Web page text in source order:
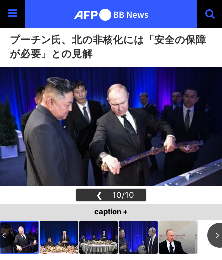
プーチン氏、北の非核化には「安全の保障
が必要」との見解
❮
10/10
❯
caption +